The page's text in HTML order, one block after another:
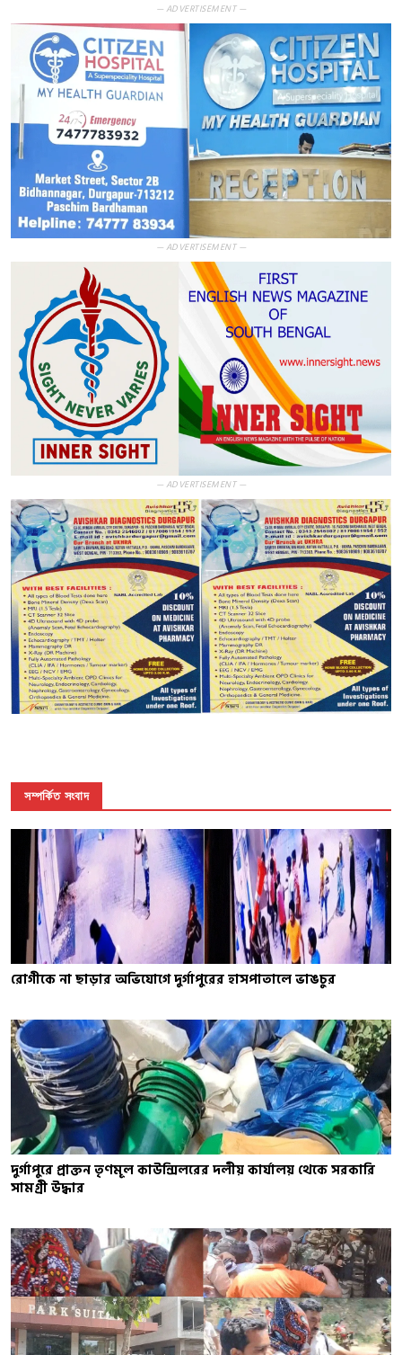
— ADVERTISEMENT —
— ADVERTISEMENT —
— ADVERTISEMENT —
সম্পর্কিত সংবাদ
রোগীকে না ছাড়ার অভিযোগে দুর্গাপুরের হাসপাতালে ভাঙচুর
দুর্গাপুরে প্রাক্তন তৃণমূল কাউন্সিলরের দলীয় কার্যালয় থেকে সরকারি
সামগ্রী উদ্ধার